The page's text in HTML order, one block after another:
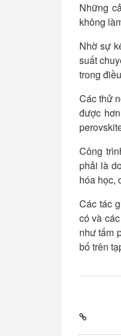
Những
không
Nhờ sự
suất
trong
Các thử
được
Công
phải là
hóa học,
Các tác
có và
như tấm
bố trên